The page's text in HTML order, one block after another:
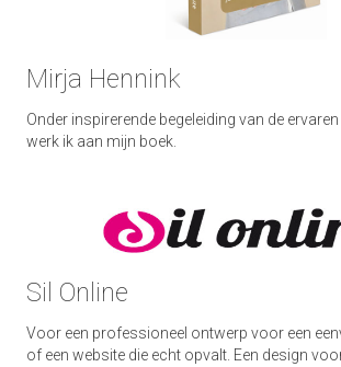
Mirja Hennink
Onder inspirerende begeleiding van de
werk ik aan mijn boek.
Sil Online
Voor een professioneel ontwerp voor een
of een website die echt opvalt. Een design